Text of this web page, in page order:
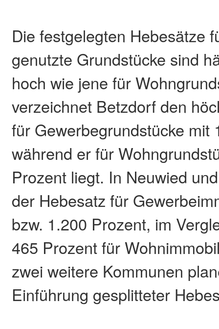
Die festgelegten Hebesätze
genutzte Grundstücke sind
hoch wie jene für
verzeichnet Betzdorf den
für Gewerbegrundstücke mit
während er für
Prozent liegt. In Neuwied
der Hebesatz für
bzw. 1.200 Prozent, im
465 Prozent für
zwei weitere Kommunen
Einführung gesplitteter